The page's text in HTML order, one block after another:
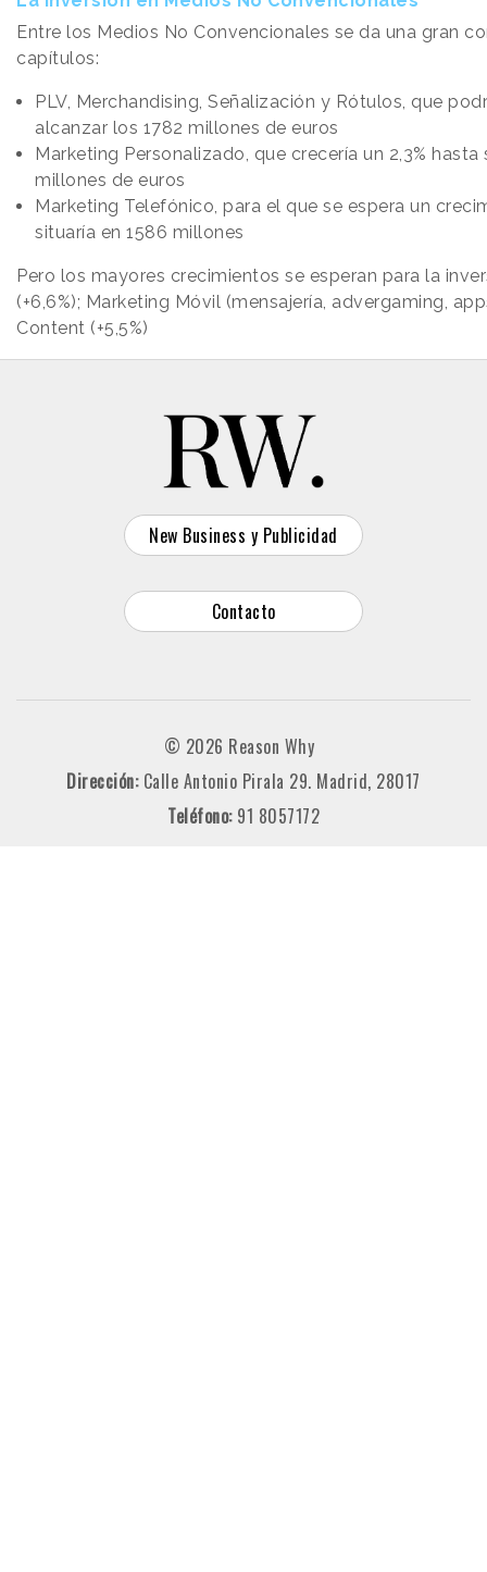
Entre los Medios No Convencionales se da una gran
capítulos:
PLV, Merchandising, Señalización y Rótulos, que
alcanzar los 1782 millones de euros
Marketing Personalizado, que crecería un 2,3% hasta
millones de euros
Marketing Telefónico, para el que se espera un
situaría en 1586 millones
Pero los mayores crecimientos se esperan para la
(+6,6%); Marketing Móvil (mensajería, advergaming,
Content (+5,5%)
New Business y Publicidad
Contacto
© 2026 Reason Why
Dirección: Calle Antonio Pirala 29. Madrid, 28017
Teléfono: 91 8057172